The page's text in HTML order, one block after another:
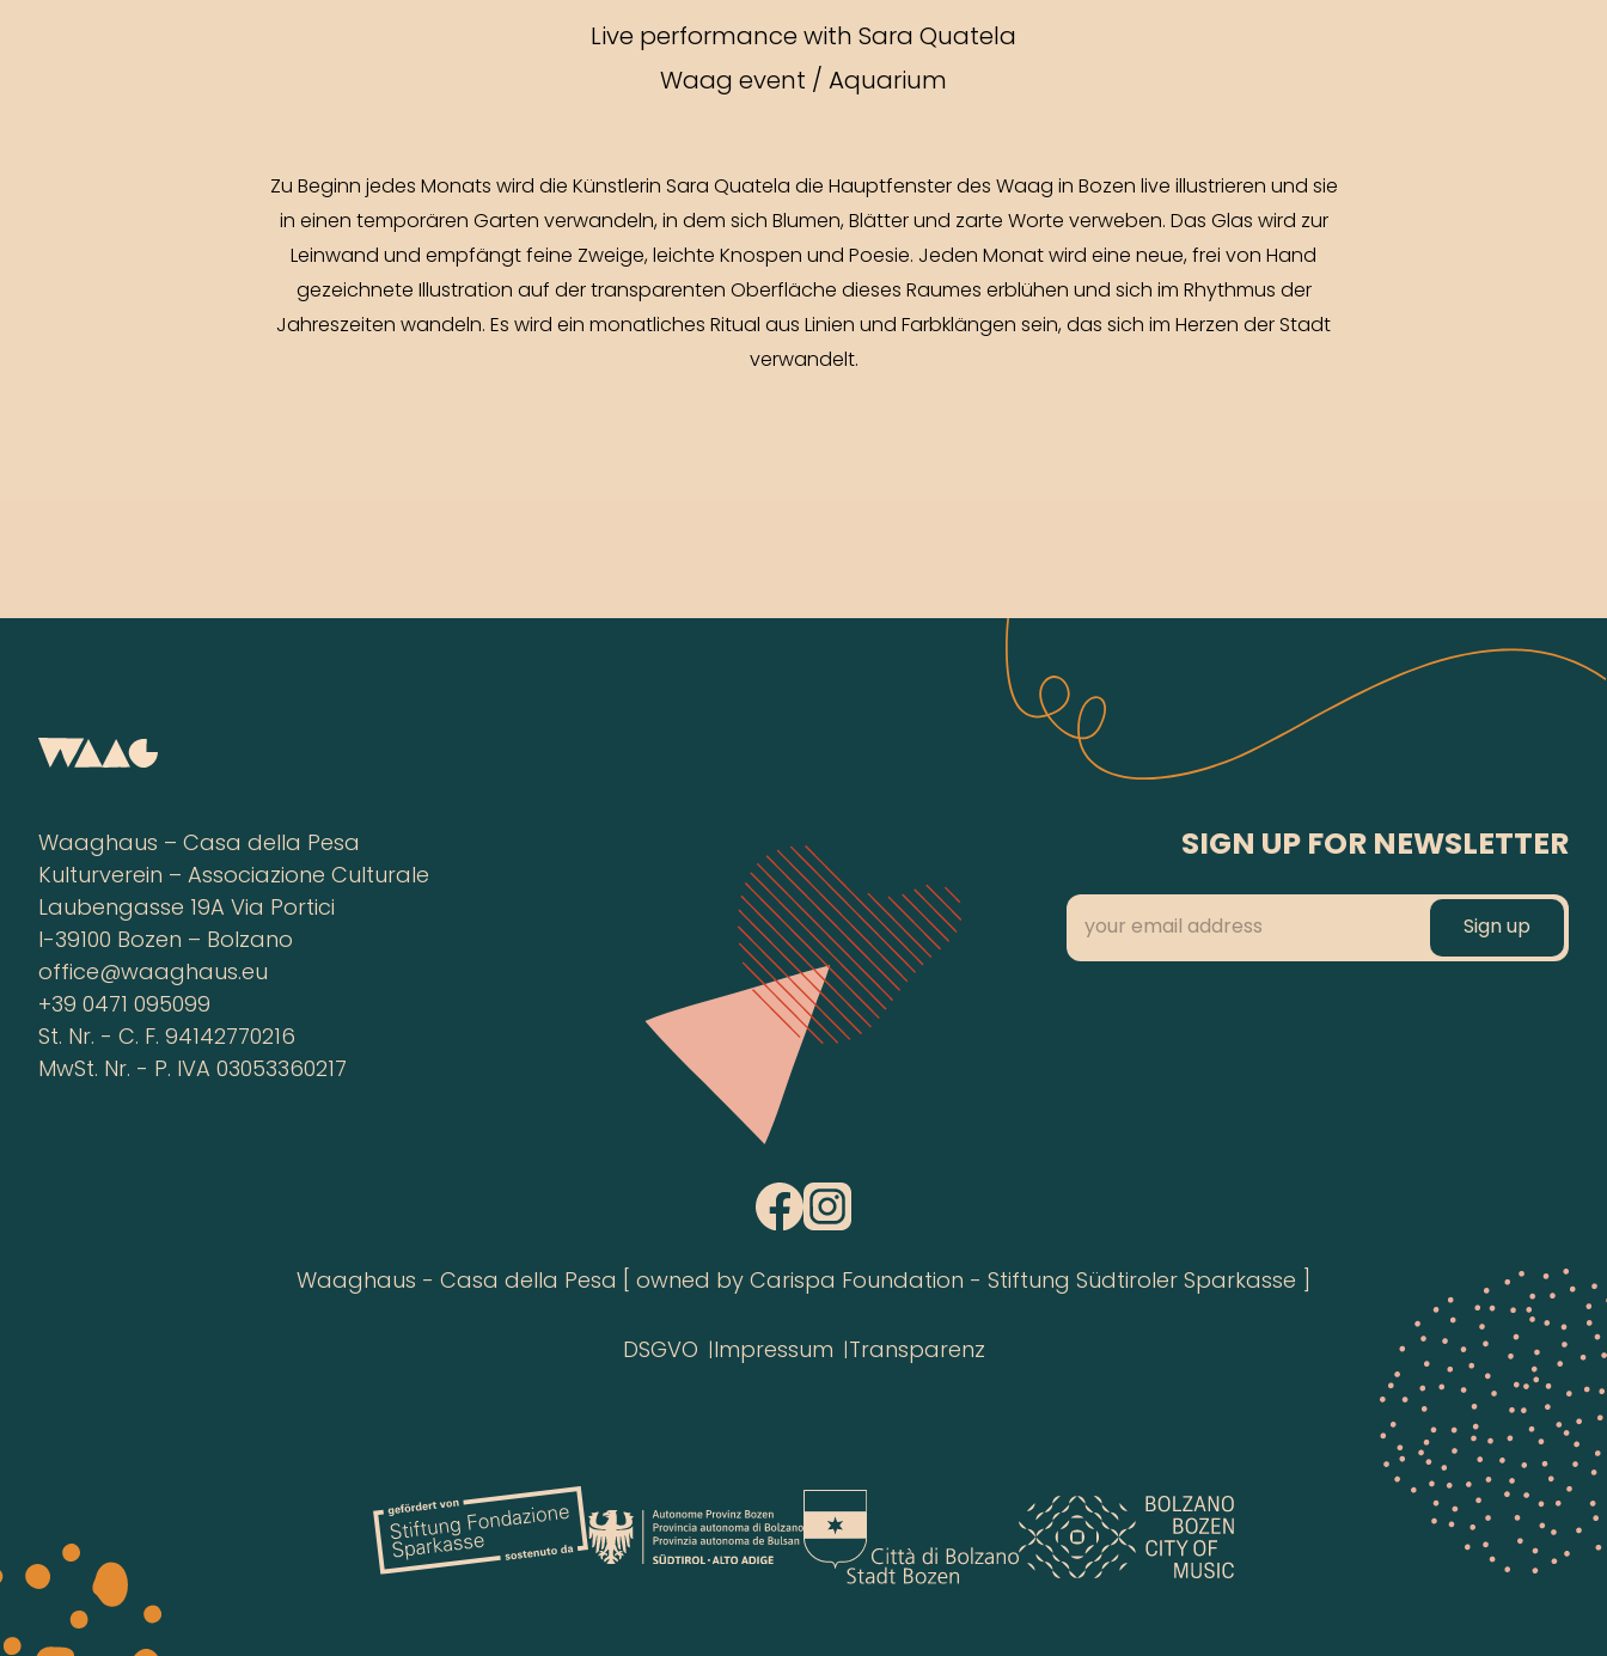
Live performance with Sara Quatela
Waag event / Aquarium
Zu Beginn jedes Monats wird die Künstlerin Sara Quatela die Hauptfenster des Waag in Bozen live illustrieren und sie
in einen temporären Garten verwandeln, in dem sich Blumen, Blätter und zarte Worte verweben. Das Glas wird zur
Leinwand und empfängt feine Zweige, leichte Knospen und Poesie. Jeden Monat wird eine neue, frei von Hand
gezeichnete Illustration auf der transparenten Oberfläche dieses Raumes erblühen und sich im Rhythmus der
Jahreszeiten wandeln. Es wird ein monatliches Ritual aus Linien und Farbklängen sein, das sich im Herzen der Stadt
verwandelt.
Waaghaus – Casa della Pesa
Kulturverein – Associazione Culturale
Laubengasse 19A Via Portici
I-39100 Bozen – Bolzano
office@waaghaus.eu
+39 0471 095099
St. Nr. - C. F. 94142770216
MwSt. Nr. - P. IVA 03053360217
SIGN UP FOR NEWSLETTER
Waaghaus - Casa della Pesa [ owned by Carispa Foundation - Stiftung Südtiroler Sparkasse ]
DSGVO Impressum Transparenz